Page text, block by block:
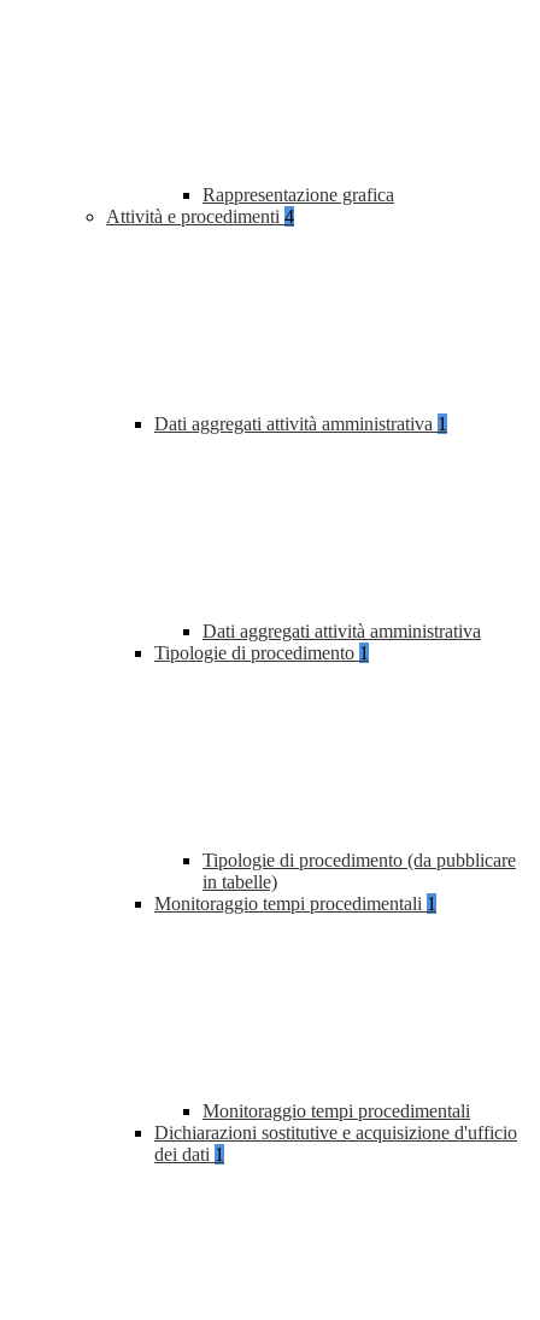
Rappresentazione grafica
Attività e procedimenti 4
Dati aggregati attività amministrativa 1
Dati aggregati attività amministrativa
Tipologie di procedimento 1
Tipologie di procedimento (da pubblicare
in tabelle)
Monitoraggio tempi procedimentali 1
Monitoraggio tempi procedimentali
Dichiarazioni sostitutive e acquisizione d'ufficio
dei dati 1